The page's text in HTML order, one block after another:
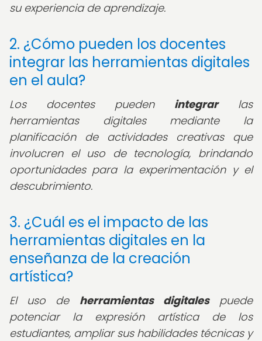
su experiencia de aprendizaje.
2. ¿Cómo pueden los docentes
integrar las herramientas digitales
en el aula?
Los docentes pueden integrarlas
herramientas digitales mediante la
planificación de actividades creativas que
involucren el uso de tecnología, brindando
oportunidades para la experimentación y el
descubrimiento.
3. ¿Cuál es el impacto de las
herramientas digitales en la
enseñanza de la creación
artística?
El uso de herramientas digitalespuede
potenciar la expresión artística de los
estudiantes, ampliar sus habilidades técnicas y